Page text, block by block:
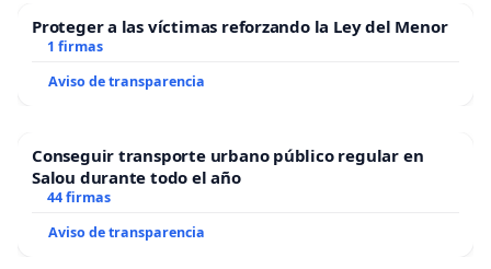
Proteger a las víctimas reforzando la Ley del Menor
1 firmas
Aviso de transparencia
Conseguir transporte urbano público regular en
Salou durante todo el año
44 firmas
Aviso de transparencia